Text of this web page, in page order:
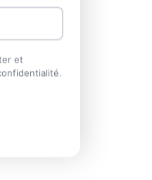
et